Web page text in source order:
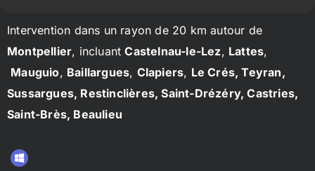
Intervention dans un rayon de 20 km autour de
Montpellier, incluantCastelnau-le-Lez, Lattes,
Mauguio, Baillargues, Clapiers, Le Crés, Teyran,
Sussargues, Restinclières, Saint-Drézéry, Castries,
Saint-Brès, Beaulieu